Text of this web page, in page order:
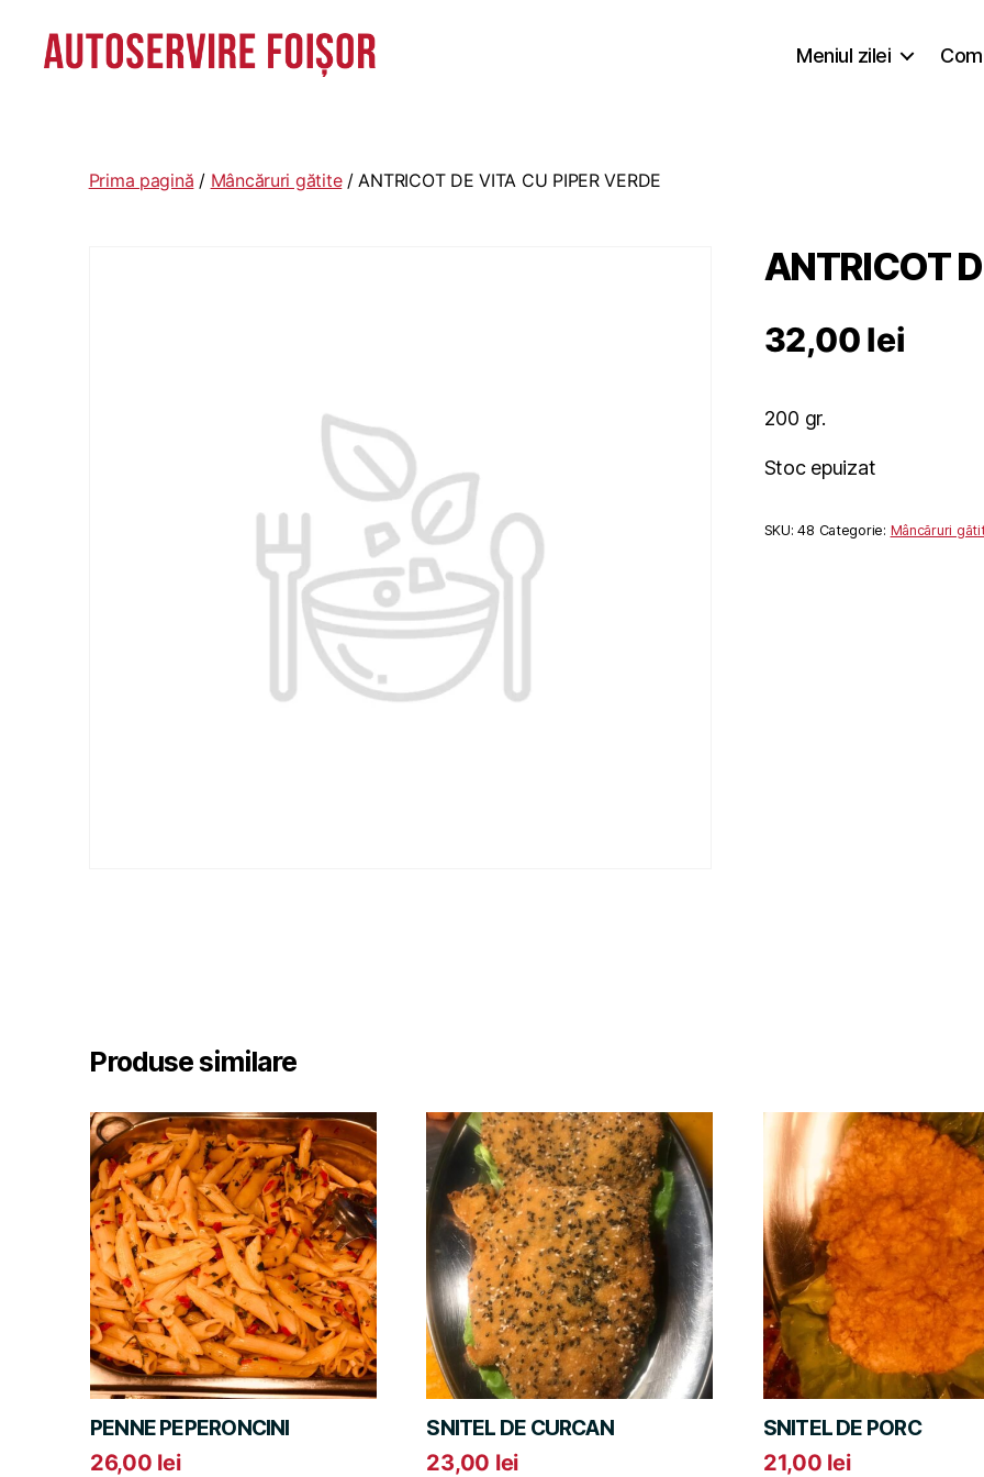
Lascăr
Meniul zilei
Prima pagină / Mâncăruri gătite/ ANTRICOT DE VITA CU PIPER VERDE
ANTRICOT
32,00lei
200 gr.
Stoc epuizat
SKU:48 Categorie: Mâncăruri
Produse similare
PENNE PEPERONCINI
26,00 lei
SNITEL DE CURCAN
23,00 lei
SNITEL DE PORC
21,00 lei